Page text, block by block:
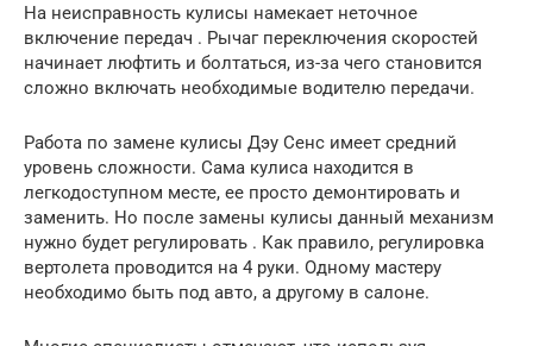
На неисправность кулисы намекает неточное
включение передач . Рычаг переключения скоростей
начинает люфтить и болтаться, из-за чего становится
сложно включать необходимые водителю передачи.
Работа по замене кулисы Дэу Сенс имеет средний
уровень сложности. Сама кулиса находится в
легкодоступном месте, ее просто демонтировать и
заменить. Но после замены кулисы данный механизм
нужно будет регулировать . Как правило, регулировка
вертолета проводится на 4 руки. Одному мастеру
необходимо быть под авто, а другому в салоне.